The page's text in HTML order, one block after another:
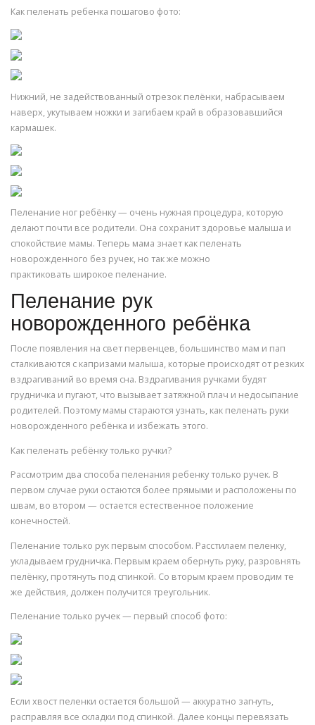
Как пеленать ребенка пошагово фото:
Нижний, не задействованный отрезок пелёнки, набрасываем
наверх, укутываем ножки и загибаем край в образовавшийся
кармашек.
Пеленание ног ребёнку — очень нужная процедура, которую
делают почти все родители. Она сохранит здоровье малыша и
спокойствие мамы. Теперь мама знает как пеленать
новорожденного без ручек, но так же можно
практиковать широкое пеленание.
Пеленание рук
новорожденного ребёнка
После появления на свет первенцев, большинство мам и пап
сталкиваются с капризами малыша, которые происходят от резких
вздрагиваний во время сна. Вздрагивания ручками будят
грудничка и пугают, что вызывает затяжной плач и недосыпание
родителей. Поэтому мамы стараются узнать, как пеленать руки
новорожденного ребёнка и избежать этого.
Как пеленать ребёнку только ручки?
Рассмотрим два способа пеленания ребенку только ручек. В
первом случае руки остаются более прямыми и расположены по
швам, во втором — остается естественное положение
конечностей.
Пеленание только рук первым способом. Расстилаем пеленку,
укладываем грудничка. Первым краем обернуть руку, разровнять
пелёнку, протянуть под спинкой. Со вторым краем проводим те
же действия, должен получится треугольник.
Пеленание только ручек — первый способ фото:
Если хвост пеленки остается большой — аккуратно загнуть,
расправляя все складки под спинкой. Далее концы перевязать